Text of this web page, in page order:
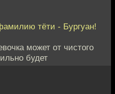
тёти - Бургуан!
может от чистого
будет